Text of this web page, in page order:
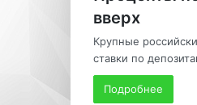
вверх
Крупные
ставки по
Подробнее